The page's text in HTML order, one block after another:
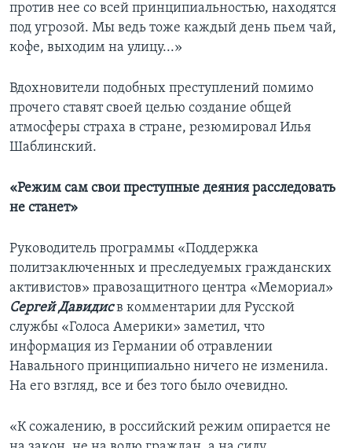
против нее со всей принципиальностью, находятся
под угрозой. Мы ведь тоже каждый день пьем чай,
кофе, выходим на улицу...»
Вдохновители подобных преступлений помимо
прочего ставят своей целью создание общей
атмосферы страха в стране, резюмировал Илья
Шаблинский.
«Режим сам свои преступные деяния расследовать
не станет»
Руководитель программы «Поддержка
политзаключенных и преследуемых гражданских
активистов» правозащитного центра «Мемориал»
Сергей Давидисв комментарии для Русской
службы «Голоса Америки» заметил, что
информация из Германии об отравлении
Навального принципиально ничего не изменила.
На его взгляд, все и без того было очевидно.
«К сожалению, в российский режим опирается не